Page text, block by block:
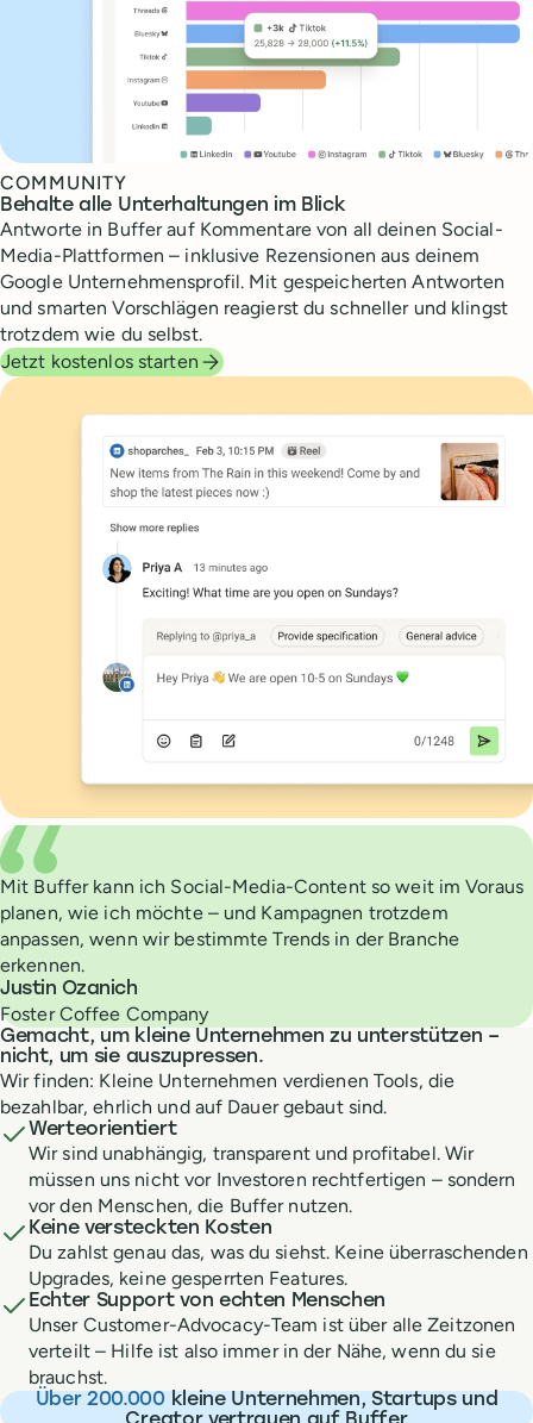
COMMUNITY
Behalte alle Unterhaltungen im Blick
Antworte in Buffer auf Kommentare von all deinen Social-
Media-Plattformen – inklusive Rezensionen aus deinem
Google Unternehmensprofil. Mit gespeicherten Antworten
und smarten Vorschlägen reagierst du schneller und klingst
trotzdem wie du selbst.
Jetzt kostenlos starten
What people are saying about Buffer
Mit Buffer kann ich Social-Media-Content so weit im Voraus
planen, wie ich möchte – und Kampagnen trotzdem
anpassen, wenn wir bestimmte Trends in der Branche
erkennen.
Justin Ozanich
Foster Coffee Company
Gemacht, um kleine Unternehmen zu unterstützen –
nicht, um sie auszupressen.
Wir finden: Kleine Unternehmen verdienen Tools, die
bezahlbar, ehrlich und auf Dauer gebaut sind.
Werteorientiert
Wir sind unabhängig, transparent und profitabel. Wir
müssen uns nicht vor Investoren rechtfertigen – sondern
vor den Menschen, die Buffer nutzen.
Keine versteckten Kosten
Du zahlst genau das, was du siehst. Keine überraschenden
Upgrades, keine gesperrten Features.
Echter Support von echten Menschen
Unser Customer-Advocacy-Team ist über alle Zeitzonen
verteilt – Hilfe ist also immer in der Nähe, wenn du sie
brauchst.
Über 200.000 kleine Unternehmen, Startups und